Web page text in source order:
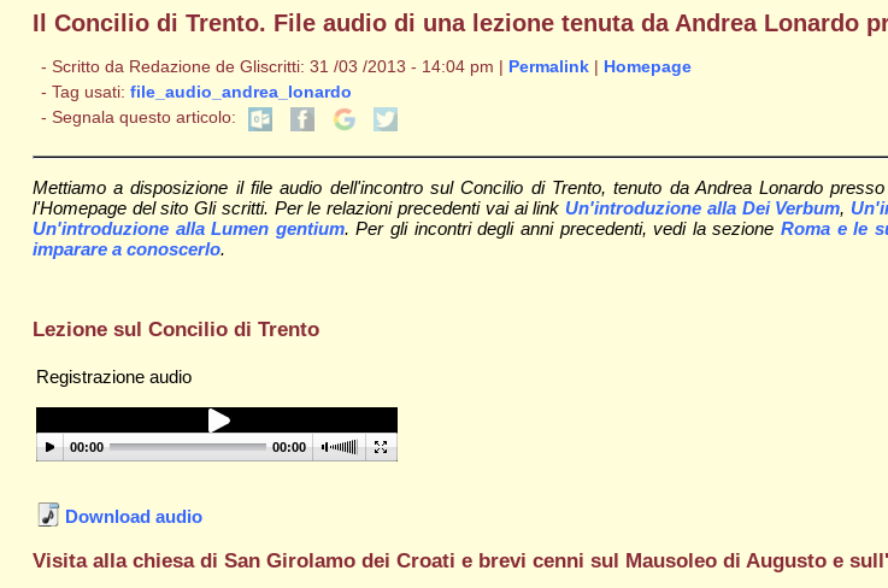
Il Concilio di Trento. File audio di una lezione tenuta da Andrea Lonardo
- Scritto da Redazione de Gliscritti: 31 /03 /2013 - 14:04 pm | Permalink| Homepage
- Tag usati: file_audio_andrea_lonardo
- Segnala questo articolo:
Mettiamo a disposizione il file audio dell'incontro sul Concilio di Trento, tenuto da Andrea Lonardo
l'Homepage del sito Gli scritti. Per le relazioni precedenti vai ai link Un'introduzione alla Dei Verbum,
Un'introduzione alla Lumen gentium. Per gli incontri degli anni precedenti, vedi la sezioneRoma e le
imparare a conoscerlo.
Lezione sul Concilio di Trento
Registrazione audio
00:00 00:00
Download audio
Visita alla chiesa di San Girolamo dei Croati e brevi cenni sul Mausoleo di Augusto e